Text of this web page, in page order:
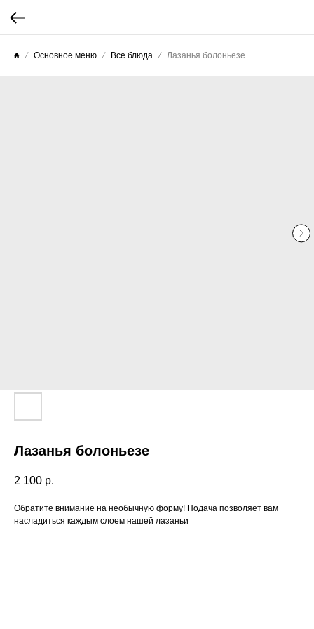
Основное меню Все блюда Лазанья болоньезе
Лазанья болоньезе
2 100 р.
Обратите внимание на необычную форму! Подача позволяет вам
насладиться каждым слоем нашей лазаньи